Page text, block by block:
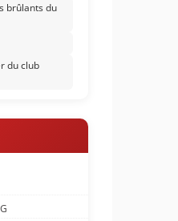
brûlants du
du club